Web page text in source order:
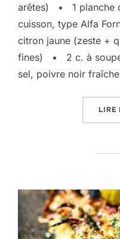
arêtes) • 1 planche
cuisson, type Alfa
citron jaune (zeste +
fines) • 2 c. à
sel, poivre noir
LIRE